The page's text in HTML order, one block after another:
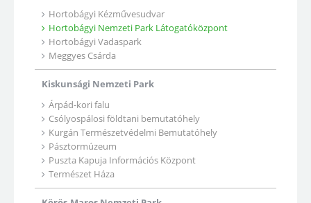
Hortobágyi Kézművesudvar
Hortobágyi Nemzeti Park Látogatóközpont
Hortobágyi Vadaspark
Meggyes Csárda
Kiskunsági Nemzeti Park
Árpád-kori falu
Csólyospálosi földtani bemutatóhely
Kurgán Természetvédelmi Bemutatóhely
Pásztormúzeum
Puszta Kapuja Információs Központ
Természet Háza